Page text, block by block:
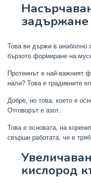
задържане
Това ви държи в анаболно
бързото формиране на
Протеинът е най-важният
нали? Това е градивните
Добре, но това, което е
Отговорът е азот.
Това е основата, на
свърши работата, че е
кислород